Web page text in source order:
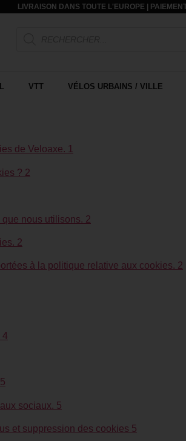
LIVRAISON DANS TOUTE L'EUROPE |
VTT VÉLOS URBAINS / VILLE
de Veloaxe. 1
? 2
nous utilisons. 2
2
à la politique relative aux cookies. 2
4
sociaux. 5
et suppression des cookies 5